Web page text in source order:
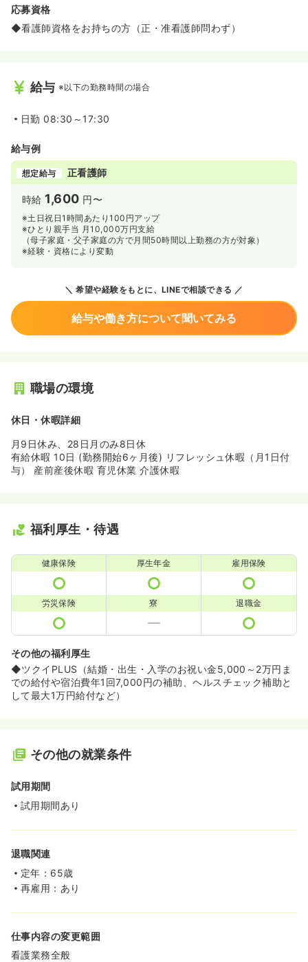
応募資格
◆看護師資格をお持ちの方（正・准看護師問わず）
給与 ※以下の勤務時間の場合
日勤 08:30～17:30
給与例
想定給与 正看護師
時給 1,600 円〜
※土日祝日1時間あたり100円アップ
※ひとり親手当 月10,000万円支給
（母子家庭・父子家庭の方で月間50時間以上勤務の方が対象）
※経験・資格により変動
希望や経験をもとに、LINEで相談できる
給与や働き方について聞いてみる
職場の環境
休日・休暇詳細
月9日休み、28日月のみ8日休
有給休暇 10日 (勤務開始6ヶ月後) リフレッシュ休暇（月1日付
与） 産前産後休暇 育児休業 介護休暇
福利厚生・待遇
健康保険 厚生年金 雇用保険
労災保険 寮 退職金
その他の福利厚生
◆ツクイPLUS（結婚・出生・入学のお祝い金5,000～2万円ま
での給付や宿泊費年1回7,000円の補助、ヘルスチェック補助と
して最大1万円給付など）
その他の就業条件
試用期間
試用期間あり
退職関連
定年：65歳
再雇用：あり
仕事内容の変更範囲
看護業務全般